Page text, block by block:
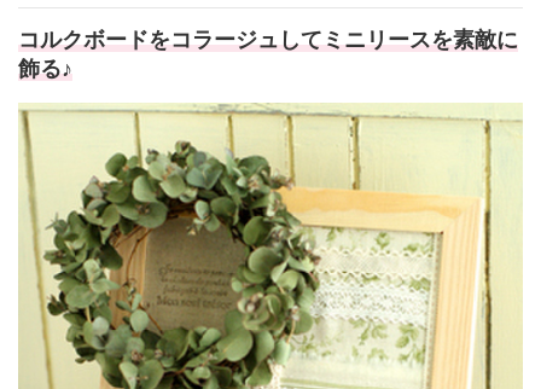
コルクボードをコラージュしてミニリースを素敵に
飾る♪